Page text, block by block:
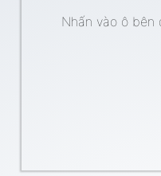
Nhấn vào ô bên